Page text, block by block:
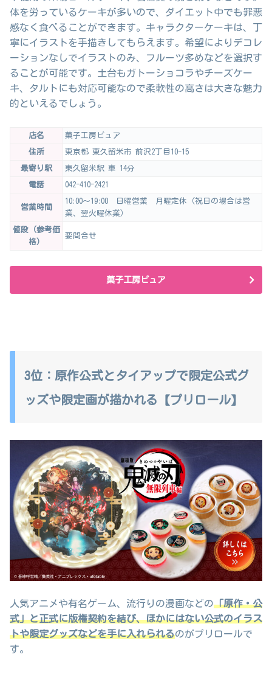
体を労っているケーキが多いので、ダイエット中でも罪悪
感なく食べることができます。キャラクターケーキは、丁
寧にイラストを手描きしてもらえます。希望によりデコレ
ーションなしでイラストのみ、フルーツ多めなどを選択す
ることが可能です。土台もガトーショコラやチーズケー
キ、タルトにも対応可能なので柔軟性の高さは大きな魅力
的といえるでしょう。
店名 菓子工房ピュア
住所 東京都 東久留米市 前沢2丁目10-15
最寄り駅 東久留米駅 車 14分
電話 042-410-2421
営業時間
10:00～19:00 日曜営業 月曜定休（祝日の場合は営
業、翌火曜休業）
値段（参考価
格）
要問合せ
菓子工房ピュア
3位：原作公式とタイアップで限定公式グ
ッズや限定画が描かれる【プリロール】
人気アニメや有名ゲーム、流行りの漫画などの「原作・公
式」と正式に版権契約を結び、ほかにはない公式のイラス
トや限定グッズなどを手に入れられるのがプリロールで
す。